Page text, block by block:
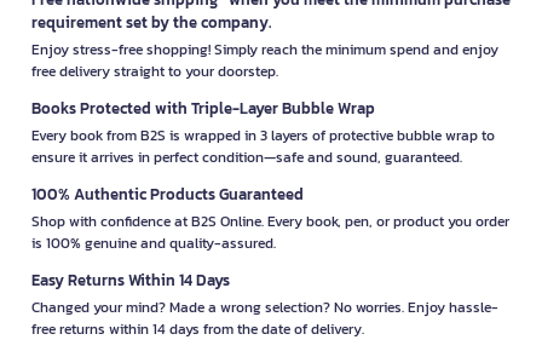
requirement set by the company.
Enjoy stress-free shopping! Simply reach the minimum spend and enjoy
free delivery straight to your doorstep.
Books Protected with Triple-Layer Bubble Wrap
Every book from B2S is wrapped in 3 layers of protective bubble wrap to
ensure it arrives in perfect condition—safe and sound, guaranteed.
100% Authentic Products Guaranteed
Shop with confidence at B2S Online. Every book, pen, or product you order
is 100% genuine and quality-assured.
Easy Returns Within 14 Days
Changed your mind? Made a wrong selection? No worries. Enjoy hassle-
free returns within 14 days from the date of delivery.